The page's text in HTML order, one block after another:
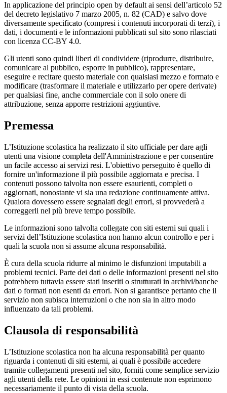
In applicazione del principio open by default ai sensi dell’articolo 52
del decreto legislativo 7 marzo 2005, n. 82 (CAD) e salvo dove
diversamente specificato (compresi i contenuti incorporati di terzi), i
dati, i documenti e le informazioni pubblicati sul sito sono rilasciati
con licenza CC-BY 4.0.
Gli utenti sono quindi liberi di condividere (riprodurre, distribuire,
comunicare al pubblico, esporre in pubblico), rappresentare,
eseguire e recitare questo materiale con qualsiasi mezzo e formato e
modificare (trasformare il materiale e utilizzarlo per opere derivate)
per qualsiasi fine, anche commerciale con il solo onere di
attribuzione, senza apporre restrizioni aggiuntive.
Premessa
L’Istituzione scolastica ha realizzato il sito ufficiale per dare agli
utenti una visione completa dell'Amministrazione e per consentire
un facile accesso ai servizi resi. L'obiettivo perseguito è quello di
fornire un'informazione il più possibile aggiornata e precisa. I
contenuti possono talvolta non essere esaurienti, completi o
aggiornati, nonostante vi sia una redazione continuamente attiva.
Qualora dovessero essere segnalati degli errori, si provvederà a
correggerli nel più breve tempo possibile.
Le informazioni sono talvolta collegate con siti esterni sui quali i
servizi dell’Istituzione scolastica non hanno alcun controllo e per i
quali la scuola non si assume alcuna responsabilità.
È cura della scuola ridurre al minimo le disfunzioni imputabili a
problemi tecnici. Parte dei dati o delle informazioni presenti nel sito
potrebbero tuttavia essere stati inseriti o strutturati in archivi/banche
dati o formati non esenti da errori. Non si garantisce pertanto che il
servizio non subisca interruzioni o che non sia in altro modo
influenzato da tali problemi.
Clausola di responsabilità
L’Istituzione scolastica non ha alcuna responsabilità per quanto
riguarda i contenuti di siti esterni, ai quali è possibile accedere
tramite collegamenti presenti nel sito, forniti come semplice servizio
agli utenti della rete. Le opinioni in essi contenute non esprimono
necessariamente il punto di vista della scuola.